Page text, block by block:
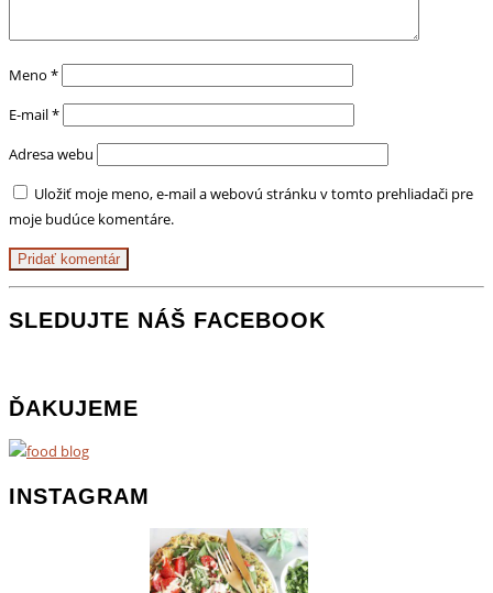
Meno *
E-mail*
Adresa webu
Uložiť moje meno, e-mail a webovú stránku v tomto prehliadači pre
moje budúce komentáre.
SLEDUJTE NÁŠ FACEBOOK
ĎAKUJEME
INSTAGRAM